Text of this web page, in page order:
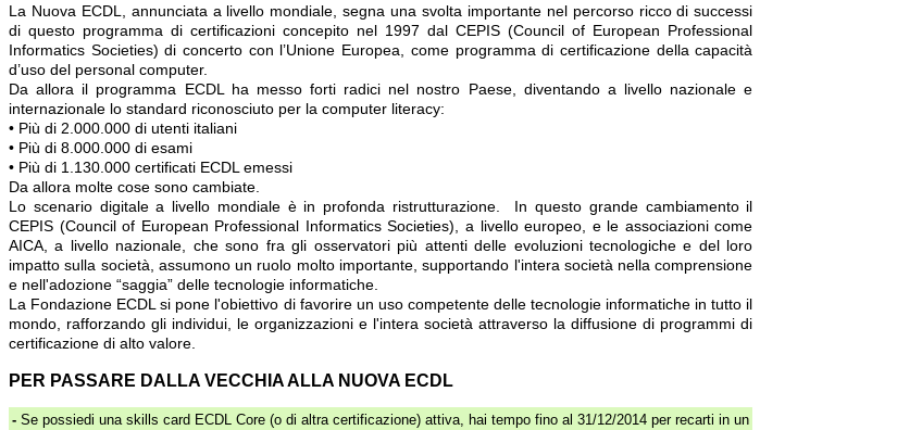
La Nuova ECDL, annunciata a livello mondiale, segna una svolta importante nel percorso ricco di successi
di questo programma di certificazioni concepito nel 1997 dal CEPIS (Council of European Professional
Informatics Societies) di concerto con l’Unione Europea, come programma di certificazione della capacità
d’uso del personal computer.
Da allora il programma ECDL ha messo forti radici nel nostro Paese, diventando a livello nazionale e
internazionale lo standard riconosciuto per la computer literacy:
• Più di 2.000.000 di utenti italiani
• Più di 8.000.000 di esami
• Più di 1.130.000 certificati ECDL emessi
Da allora molte cose sono cambiate.
Lo scenario digitale a livello mondiale è in profonda ristrutturazione. In questo grande cambiamento il
CEPIS (Council of European Professional Informatics Societies), a livello europeo, e le associazioni come
AICA, a livello nazionale, che sono fra gli osservatori più attenti delle evoluzioni tecnologiche e del loro
impatto sulla società, assumono un ruolo molto importante, supportando l'intera società nella comprensione
e nell'adozione “saggia” delle tecnologie informatiche.
La Fondazione ECDL si pone l'obiettivo di favorire un uso competente delle tecnologie informatiche in tutto il
mondo, rafforzando gli individui, le organizzazioni e l'intera società attraverso la diffusione di programmi di
certificazione di alto valore.
PER PASSARE DALLA VECCHIA ALLA NUOVA ECDL
- Se possiedi una skills card ECDL Core (o di altra certificazione) attiva, hai tempo fino al 31/12/2014 per recarti in un